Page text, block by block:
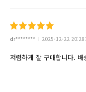
dr******** 2025-12-22
저렴하게 잘 구매합니다.